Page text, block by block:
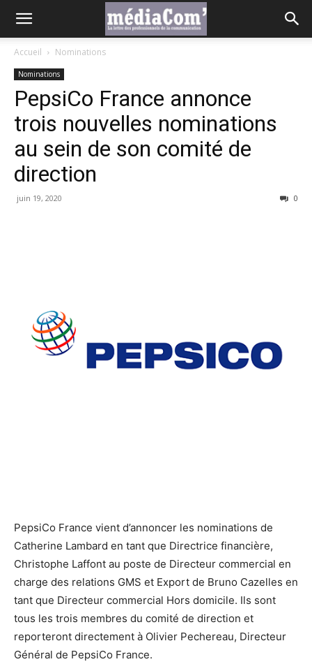
Accueil Nominations
Nominations
PepsiCo France annonce
trois nouvelles nominations
au sein de son comité de
direction
juin 19, 2020 0
PepsiCo France vient d’annoncer les nominations de
Catherine Lambard en tant que Directrice financière,
Christophe Laffont au poste de Directeur commercial en
charge des relations GMS et Export de Bruno Cazelles en
tant que Directeur commercial Hors domicile. Ils sont
tous les trois membres du comité de direction et
reporteront directement à Olivier Pechereau, Directeur
Général de PepsiCo France.